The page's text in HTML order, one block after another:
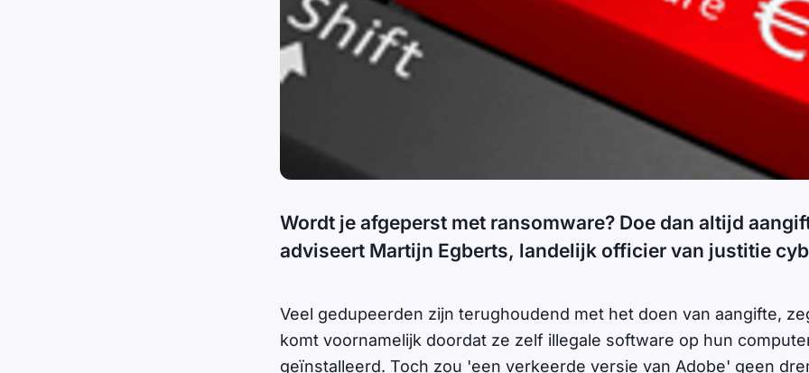
Wordt je afgeperst met ransomware? Doe dan altijd
adviseert Martijn Egberts, landelijk officier van justitie
Veel gedupeerden zijn terughoudend met het doen van aangifte,
komt voornamelijk doordat ze zelf illegale software op hun
geïnstalleerd. Toch zou 'een verkeerde versie van Adobe' geen